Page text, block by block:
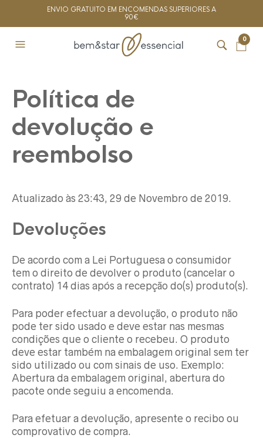
ENVIO GRATUITO EM ENCOMENDAS SUPERIORES A
90€
0
Política de
devolução e
reembolso
Atualizado às 23:43, 29 de Novembro de 2019.
Devoluções
De acordo com a Lei Portuguesa o consumidor
tem o direito de devolver o produto (cancelar o
contrato) 14 dias após a recepção do(s) produto(s).
Para poder efectuar a devolução, o produto não
pode ter sido usado e deve estar nas mesmas
condições que o cliente o recebeu. O produto
deve estar também na embalagem original sem ter
sido utilizado ou com sinais de uso. Exemplo:
Abertura da embalagem original, abertura do
pacote onde seguiu a encomenda.
Para efetuar a devolução, apresente o recibo ou
comprovativo de compra.